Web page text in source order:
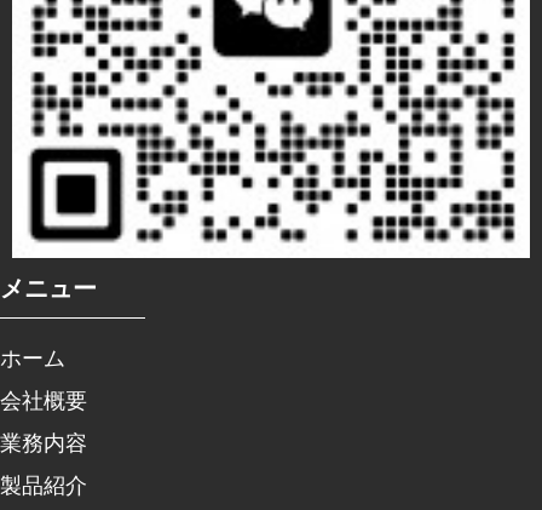
メニュー
ホーム
会社概要
業務内容
製品紹介